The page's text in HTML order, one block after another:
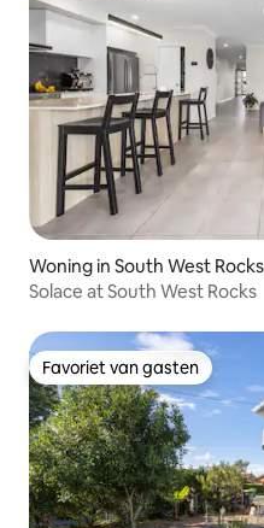
Woning in South West Rocks
Solace at South West Rocks
Favoriet van gasten
Favoriet van gasten